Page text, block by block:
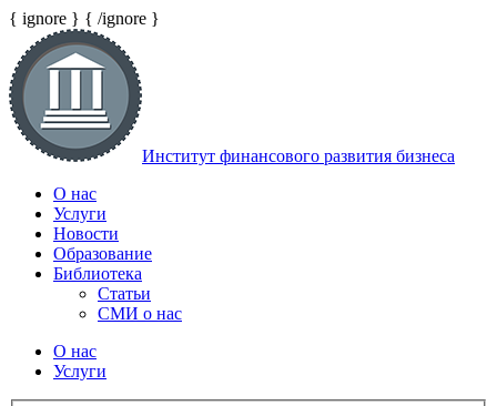
{ ignore } { /ignore }
Институт финансового развития бизнеса
О наc
Услуги
Новости
Образование
Библиотека
Статьи
СМИ о нас
О наc
Услуги